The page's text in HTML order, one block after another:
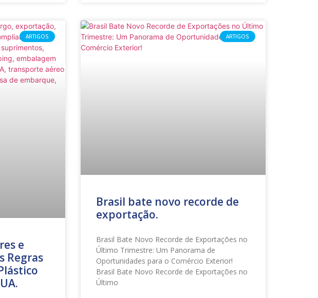
ARTIGOS
e
Regras
ARTIGOS
Brasil bate novo recorde de
exportação.
Brasil Bate Novo Recorde de Exportações no
Último Trimestre: Um Panorama de
Oportunidades para o Comércio Exterior!
Brasil Bate Novo Recorde de Exportações no
Último